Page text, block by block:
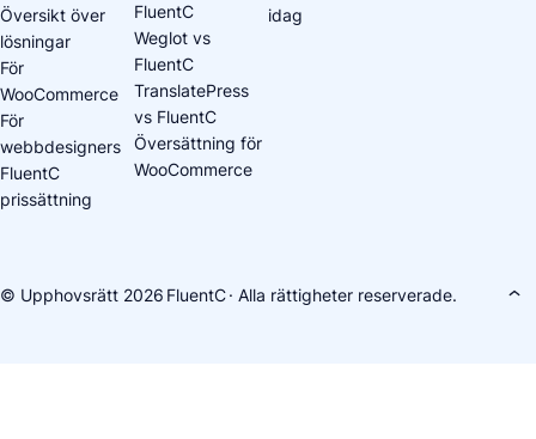
Översikt över
lösningar
För
WooCommerce
För
webbdesigners
FluentC
prissättning
FluentC
Weglot vs
FluentC
TranslatePress
vs FluentC
Översättning för
WooCommerce
idag
© Upphovsrätt 2026 FluentC· Alla rättigheter reserverade.